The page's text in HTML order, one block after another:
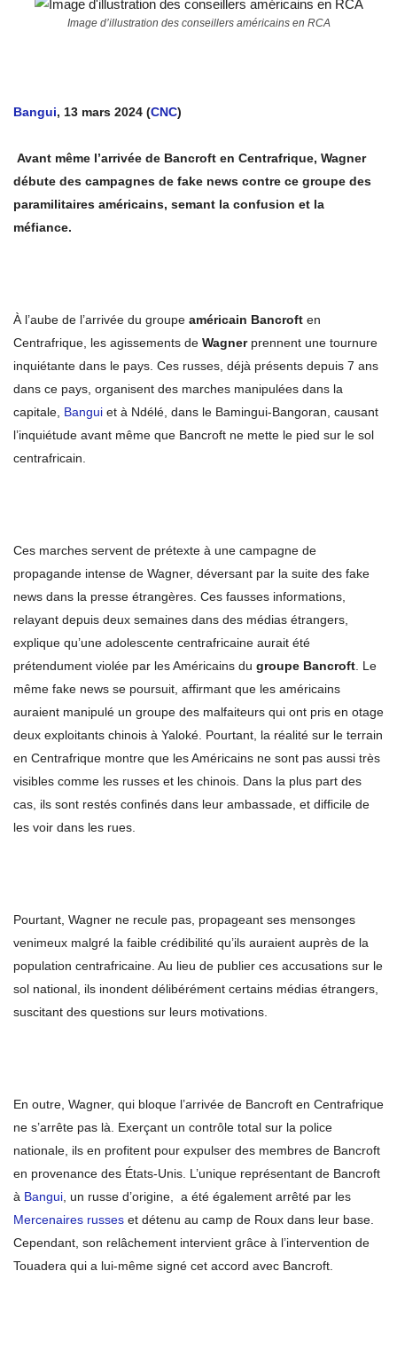
Image d’illustration des conseillers américains en RCA
Bangui, 13 mars 2024 (CNC)
Avant même l’arrivée de Bancroft en Centrafrique, Wagner
débute des campagnes de fake news contre ce groupe des
paramilitaires américains, semant la confusion et la
méfiance.
À l’aube de l’arrivée du groupe américain Bancroft en
Centrafrique, les agissements de Wagnerprennent une tournure
inquiétante dans le pays. Ces russes, déjà présents depuis 7 ans
dans ce pays, organisent des marches manipulées dans la
capitale, Bangui et à Ndélé, dans le Bamingui-Bangoran, causant
l’inquiétude avant même que Bancroft ne mette le pied sur le sol
centrafricain.
Ces marches servent de prétexte à une campagne de
propagande intense de Wagner, déversant par la suite des fake
news dans la presse étrangères. Ces fausses informations,
relayant depuis deux semaines dans des médias étrangers,
explique qu’une adolescente centrafricaine aurait été
prétendument violée par les Américains du groupe Bancroft. Le
même fake news se poursuit, affirmant que les américains
auraient manipulé un groupe des malfaiteurs qui ont pris en otage
deux exploitants chinois à Yaloké. Pourtant, la réalité sur le terrain
en Centrafrique montre que les Américains ne sont pas aussi très
visibles comme les russes et les chinois. Dans la plus part des
cas, ils sont restés confinés dans leur ambassade, et difficile de
les voir dans les rues.
Pourtant, Wagner ne recule pas, propageant ses mensonges
venimeux malgré la faible crédibilité qu’ils auraient auprès de la
population centrafricaine. Au lieu de publier ces accusations sur le
sol national, ils inondent délibérément certains médias étrangers,
suscitant des questions sur leurs motivations.
En outre, Wagner, qui bloque l’arrivée de Bancroft en Centrafrique
ne s’arrête pas là. Exerçant un contrôle total sur la police
nationale, ils en profitent pour expulser des membres de Bancroft
en provenance des États-Unis. L’unique représentant de Bancroft
à Bangui, un russe d’origine, a été également arrêté par les
Mercenaires russes et détenu au camp de Roux dans leur base.
Cependant, son relâchement intervient grâce à l’intervention de
Touadera qui a lui-même signé cet accord avec Bancroft.